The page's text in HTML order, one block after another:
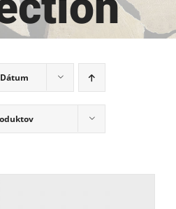
Dátum